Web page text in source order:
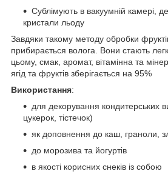
Сублімують в вакуумній камері,
кристали льоду
Завдяки такому методу обробки
прибирається волога. Вони стають
цьому, смак, аромат, вітамінна та
ягід та фруктів зберігається на 95%
Використання:
для декорування кондитерських
цукерок, тістечок)
як доповнення до каш, граноли,
до морозива та йогуртів
в якості корисних снеків із собою